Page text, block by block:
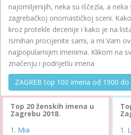
najomiljenijih, neka su iščezla, a
zagrebačkoj onomastičkoj sceni.
kroz protekle decenije i kako je na
Ismihan procijenite sami, a mi Vam
najpopularnijim imenima. Klikom na
značenju i podrijetlu imena
ZAGREB top 100 imena od 1900 do
Top 20 ženskih imena u
Zagrebu 2018.
Mia